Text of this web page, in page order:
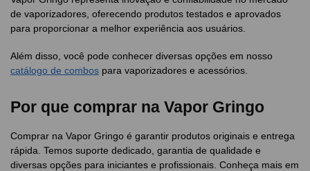
de vaporizadores, oferecendo produtos testados e aprovados
para proporcionar a melhor experiência aos usuários.
Além disso, você pode conhecer diversas opções em nosso
catálogo de combos para vaporizadores e acessórios.
Por que comprar na Vapor Gringo
Comprar na Vapor Gringo é garantir produtos originais e entrega
rápida. Temos suporte dedicado, garantia de qualidade e
diversas opções para iniciantes e profissionais. Conheça mais em